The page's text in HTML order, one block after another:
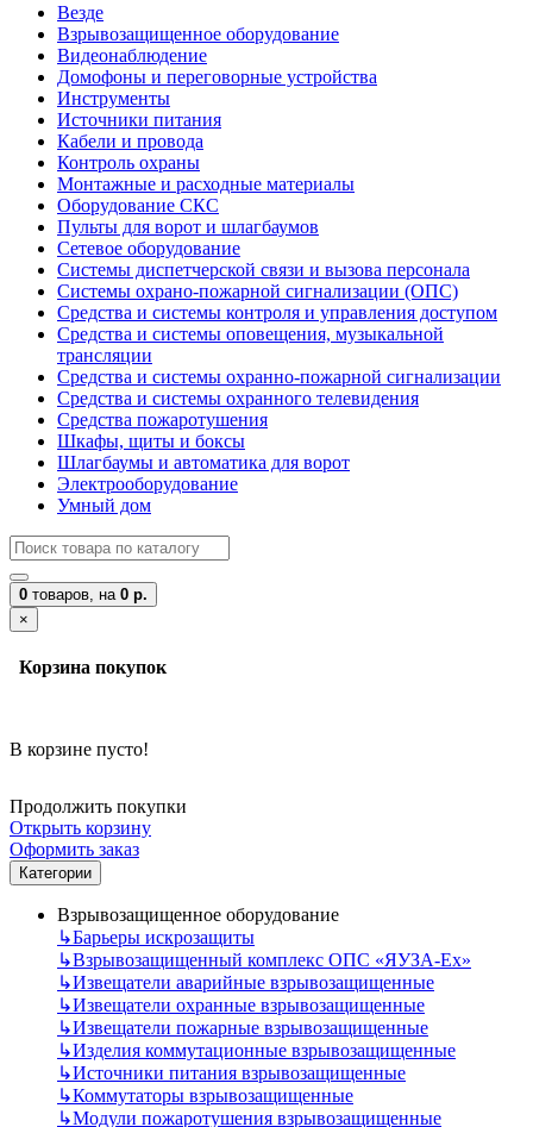
Везде
Взрывозащищенное оборудование
Видеонаблюдение
Домофоны и переговорные устройства
Инструменты
Источники питания
Кабели и провода
Контроль охраны
Монтажные и расходные материалы
Оборудование СКС
Пульты для ворот и шлагбаумов
Сетевое оборудование
Системы диспетчерской связи и вызова персонала
Системы охрано-пожарной сигнализации (ОПС)
Средства и системы контроля и управления доступом
Средства и системы оповещения, музыкальной
трансляции
Средства и системы охранно-пожарной сигнализации
Средства и системы охранного телевидения
Средства пожаротушения
Шкафы, щиты и боксы
Шлагбаумы и автоматика для ворот
Электрооборудование
Умный дом
0 товаров, на 0 р.
×
Корзина покупок
В корзине пусто!
Продолжить покупки
Открыть корзину
Оформить заказ
Категории
Взрывозащищенное оборудование
↳Барьеры искрозащиты
↳Взрывозащищенный комплекс ОПС «ЯУЗА-Ех»
↳Извещатели аварийные взрывозащищенные
↳Извещатели охранные взрывозащищенные
↳Извещатели пожарные взрывозащищенные
↳Изделия коммутационные взрывозащищенные
↳Источники питания взрывозащищенные
↳Коммутаторы взрывозащищенные
↳Модули пожаротушения взрывозащищенные